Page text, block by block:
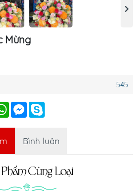
Mừng
545
WhatsAppMessenger
Bình luận
Cùng Loại